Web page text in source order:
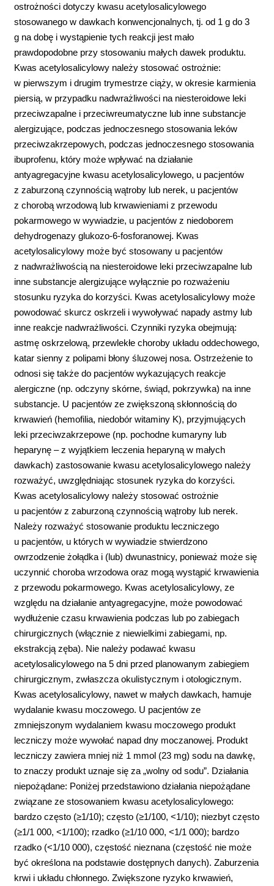
ostrożności dotyczy kwasu acetylosalicylowego
stosowanego w dawkach konwencjonalnych, tj. od 1 g do 3
g na dobę i wystąpienie tych reakcji jest mało
prawdopodobne przy stosowaniu małych dawek produktu.
Kwas acetylosalicylowy należy stosować ostrożnie:
w pierwszym i drugim trymestrze ciąży, w okresie karmienia
piersią, w przypadku nadwrażliwości na niesteroidowe leki
przeciwzapalne i przeciwreumatyczne lub inne substancje
alergizujące, podczas jednoczesnego stosowania leków
przeciwzakrzepowych, podczas jednoczesnego stosowania
ibuprofenu, który może wpływać na działanie
antyagregacyjne kwasu acetylosalicylowego, u pacjentów
z zaburzoną czynnością wątroby lub nerek, u pacjentów
z chorobą wrzodową lub krwawieniami z przewodu
pokarmowego w wywiadzie, u pacjentów z niedoborem
dehydrogenazy glukozo-6-fosforanowej. Kwas
acetylosalicylowy może być stosowany u pacjentów
z nadwrażliwością na niesteroidowe leki przeciwzapalne lub
inne substancje alergizujące wyłącznie po rozważeniu
stosunku ryzyka do korzyści. Kwas acetylosalicylowy może
powodować skurcz oskrzeli i wywoływać napady astmy lub
inne reakcje nadwrażliwości. Czynniki ryzyka obejmują:
astmę oskrzelową, przewlekłe choroby układu oddechowego,
katar sienny z polipami błony śluzowej nosa. Ostrzeżenie to
odnosi się także do pacjentów wykazujących reakcje
alergiczne (np. odczyny skórne, świąd, pokrzywka) na inne
substancje. U pacjentów ze zwiększoną skłonnością do
krwawień (hemofilia, niedobór witaminy K), przyjmujących
leki przeciwzakrzepowe (np. pochodne kumaryny lub
heparynę – z wyjątkiem leczenia heparyną w małych
dawkach) zastosowanie kwasu acetylosalicylowego należy
rozważyć, uwzględniając stosunek ryzyka do korzyści.
Kwas acetylosalicylowy należy stosować ostrożnie
u pacjentów z zaburzoną czynnością wątroby lub nerek.
Należy rozważyć stosowanie produktu leczniczego
u pacjentów, u których w wywiadzie stwierdzono
owrzodzenie żołądka i (lub) dwunastnicy, ponieważ może się
uczynnić choroba wrzodowa oraz mogą wystąpić krwawienia
z przewodu pokarmowego. Kwas acetylosalicylowy, ze
względu na działanie antyagregacyjne, może powodować
wydłużenie czasu krwawienia podczas lub po zabiegach
chirurgicznych (włącznie z niewielkimi zabiegami, np.
ekstrakcją zęba). Nie należy podawać kwasu
acetylosalicylowego na 5 dni przed planowanym zabiegiem
chirurgicznym, zwłaszcza okulistycznym i otologicznym.
Kwas acetylosalicylowy, nawet w małych dawkach, hamuje
wydalanie kwasu moczowego. U pacjentów ze
zmniejszonym wydalaniem kwasu moczowego produkt
leczniczy może wywołać napad dny moczanowej. Produkt
leczniczy zawiera mniej niż 1 mmol (23 mg) sodu na dawkę,
to znaczy produkt uznaje się za „wolny od sodu”. Działania
niepożądane: Poniżej przedstawiono działania niepożądane
związane ze stosowaniem kwasu acetylosalicylowego:
bardzo często (≥1/10); często (≥1/100, <1/10); niezbyt często
(≥1/1 000, <1/100); rzadko (≥1/10 000, <1/1 000); bardzo
rzadko (<1/10 000), częstość nieznana (częstość nie może
być określona na podstawie dostępnych danych). Zaburzenia
krwi i układu chłonnego. Zwiększone ryzyko krwawień,